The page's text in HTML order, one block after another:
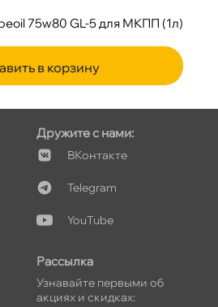
75w80 GL-5 для МКПП (1л)
в корзину
Дружите с нами:
Контакте
Telegram
YouTube
Рассылка
Узнавайте первыми о
акциях и скидках: